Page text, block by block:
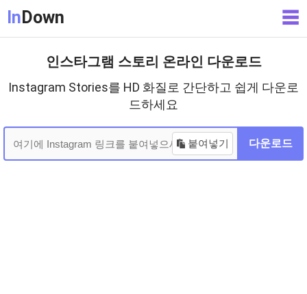
In Down ☰
인스타그램 스토리 온라인 다운로드
Instagram Stories를 HD 화질로 간단하고 쉽게 다운로
드하세요
붙여넣기 다운로드